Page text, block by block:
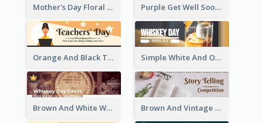
Mother's Day Floral Email Header In Red Colour Tone Purple Get Well Soon Email Header With Floral Decorations
Orange And Black Teachers' Day Celebration Email Header Simple White And Orange Whiskey Day Special Sale Email Header
Brown And White Whiskey Day Event Email Header Brown And Vintage Story Telling Competition Email Header